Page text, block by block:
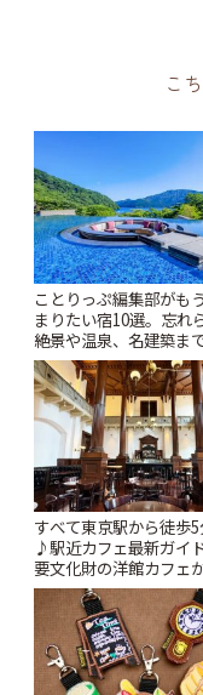
こ
ことりっぷ編集部がも
まりたい宿10選。忘れ
絶景や温泉、名建築ま
りっぷ
すべて東京駅から徒歩
♪駅近カフェ最新ガイ
要文化財の洋館カフェ
札すぐのレトロ喫茶ま
りっぷ